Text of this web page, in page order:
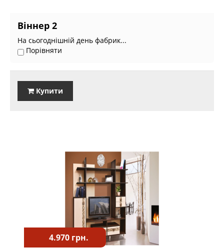
Віннер 2
На сьогоднішній день фабрик...
Порівняти
Купити
4.970 грн.